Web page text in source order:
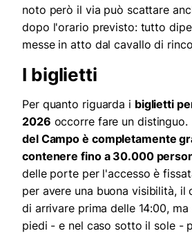
noto però il via può scattare
dopo l'orario previsto: tutto
messe in atto dal cavallo di
I biglietti
Per quanto riguarda i biglietti
2026 occorre fare un distinguo.
del Campo è completamente
contenere fino a 30.000
delle porte per l'accesso è
per avere una buona visibilità, il
di arrivare prima delle 14:00,
piedi - e nel caso sotto il sole -